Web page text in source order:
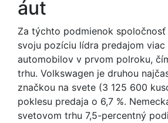
áut
Za týchto podmienok
svoju pozíciu lídra predajom
automobilov v prvom polroku,
trhu. Volkswagen je druhou
značkou na svete (3 125 600
poklesu predaja o 6,7 %.
svetovom trhu 7,5-percentný